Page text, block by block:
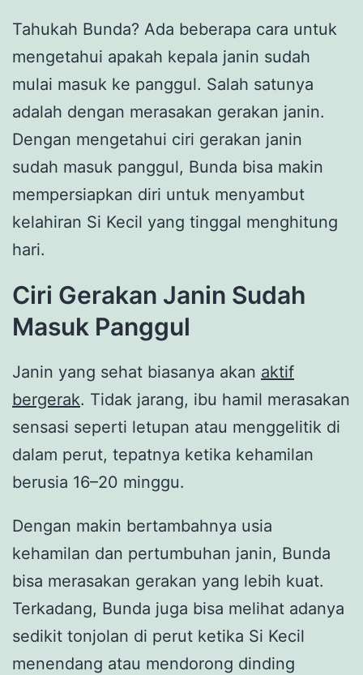
Tahukah Bunda? Ada beberapa cara untuk
mengetahui apakah kepala janin sudah
mulai masuk ke panggul. Salah satunya
adalah dengan merasakan gerakan janin.
Dengan mengetahui ciri gerakan janin
sudah masuk panggul, Bunda bisa makin
mempersiapkan diri untuk menyambut
kelahiran Si Kecil yang tinggal menghitung
hari.
Ciri Gerakan Janin Sudah
Masuk Panggul
Janin yang sehat biasanya akan aktif
bergerak. Tidak jarang, ibu hamil merasakan
sensasi seperti letupan atau menggelitik di
dalam perut, tepatnya ketika kehamilan
berusia 16–20 minggu.
Dengan makin bertambahnya usia
kehamilan dan pertumbuhan janin, Bunda
bisa merasakan gerakan yang lebih kuat.
Terkadang, Bunda juga bisa melihat adanya
sedikit tonjolan di perut ketika Si Kecil
menendang atau mendorong dinding